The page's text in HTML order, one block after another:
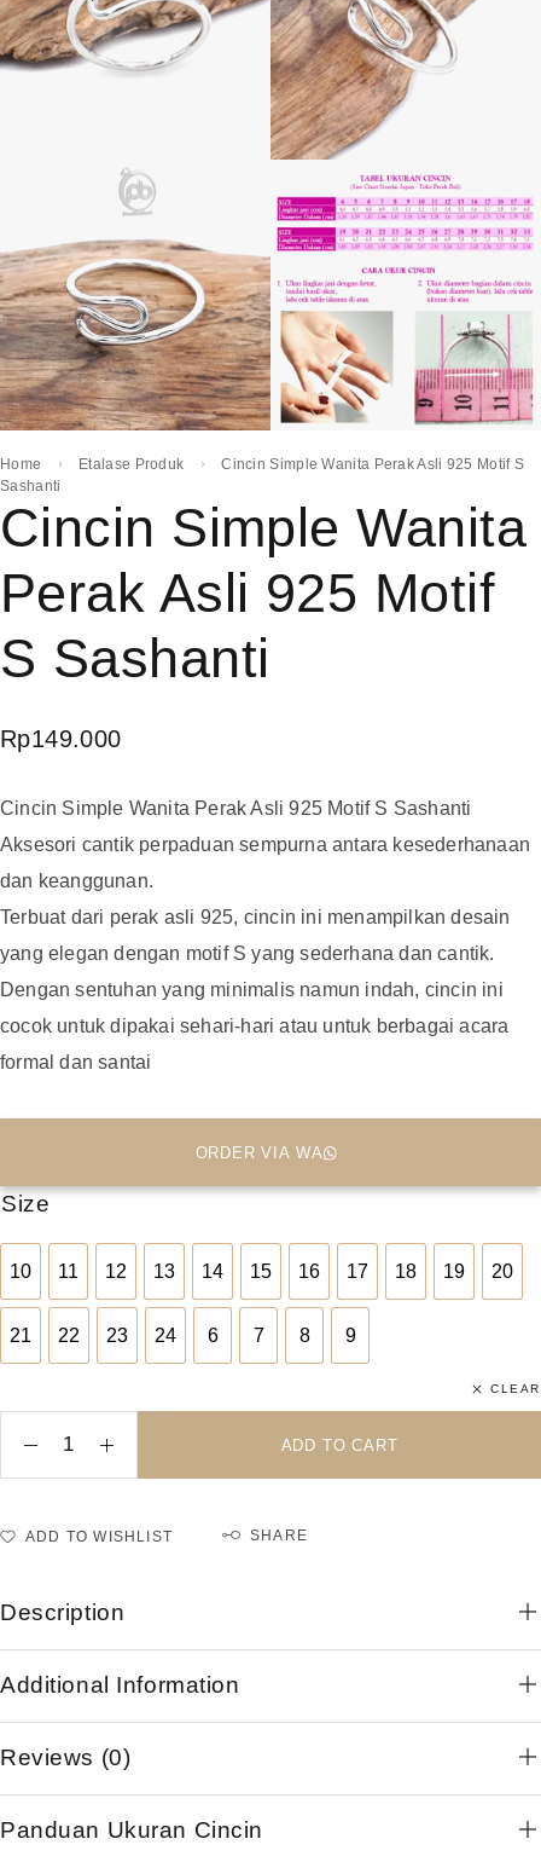
Home Etalase Produk
Cincin Simple Wanita Perak Asli 925 Motif S
Sashanti
Cincin Simple Wanita
Perak Asli 925 Motif
S Sashanti
Rp149.000
Cincin Simple Wanita Perak Asli 925 Motif S Sashanti
Aksesori cantik perpaduan sempurna antara kesederhanaan
dan keanggunan.
Terbuat dari perak asli 925, cincin ini menampilkan desain
yang elegan dengan motif S yang sederhana dan cantik.
Dengan sentuhan yang minimalis namun indah, cincin ini
cocok untuk dipakai sehari-hari atau untuk berbagai acara
formal dan santai
ORDER VIA WA
Size
10
10
11
11
12
12
13
13
14
14
15
15
16
16
17
17
18
18
19
19
20
20
21
21
22
22
23
23
24
24
6
6
7
7
8
8
9
9
CLEAR
ADD TO CART
ADD TO WISHLIST SHARE
Description
Additional Information
Reviews (0)
Panduan Ukuran Cincin